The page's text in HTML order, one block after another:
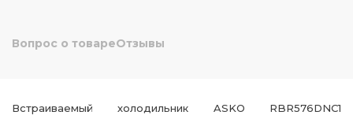
Вопрос о товареОтзывы
Встраиваемый холодильник ASKO RBR576DNC1